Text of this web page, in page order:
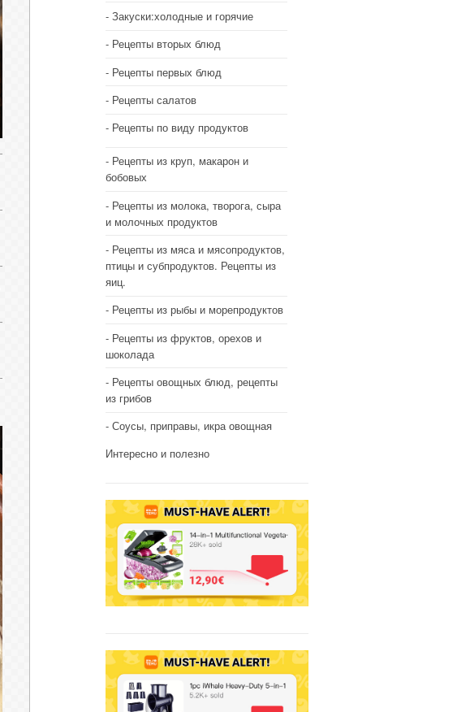
Закуски:холодные и горячие
Рецепты вторых блюд
Рецепты первых блюд
Рецепты салатов
Рецепты по виду продуктов
Рецепты из круп, макарон и
бобовых
Рецепты из молока, творога, сыра
и молочных продуктов
Рецепты из мяса и мясопродуктов,
птицы и субпродуктов. Рецепты из
яиц.
Рецепты из рыбы и морепродуктов
Рецепты из фруктов, орехов и
шоколада
Рецепты овощных блюд, рецепты
из грибов
Соусы, приправы, икра овощная
Интересно и полезно